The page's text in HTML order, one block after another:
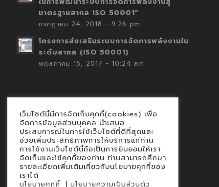
มาตรฐานสากล ISO 50001”
กรกฎาคม 24, 2018 - 9:26 pm
โครงการส่งเสริมระบบการจัดการพลังงานใน
ระดับสากล (ISO 50001)
พฤษภาคม 15, 2017 - 10:24 am
Contact
นโยบายคุกกี้
นโยบายข้อมูลส่วนบุคคล
เว็บไซต์นี้มีการจัดเก็บคุกกี้(cookies) เพื่อ
จัดการข้อมูลส่วนบุคคล นำเสนอ
ประสบการณ์ในการใช้เว็บไซต์ที่ดีที่สุดและ
ช่วยเพิ่มประสิทธิภาพการให้บริการแก่ท่าน
การใช้งานเว็บไซต์นี้ถือเป็นการยินยอมให้เรา
จัดเก็บและใช้คุกกี้ของท่าน ท่านสามารถศึกษา
รายละเอียดเพิ่มเติมเกี่ยวกับนโยบายคุกกี้ของ
เราได้
นโยบายคุกกี้ | นโยบายความเป็นส่วนตัว